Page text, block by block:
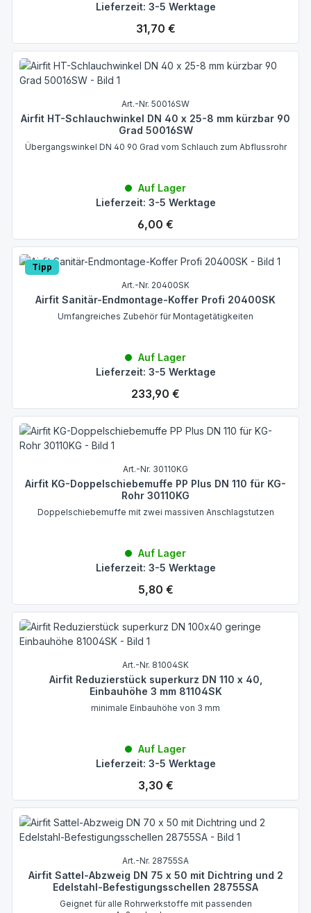
Lieferzeit: 3-5 Werktage
Regulärer Preis:
31,70 €
Art.-Nr. 50016SW
Airfit HT-Schlauchwinkel DN 40 x 25-8 mm kürzbar 90
Grad 50016SW
Übergangswinkel DN 40 90 Grad vom Schlauch zum Abflussrohr
Auf Lager
Lieferzeit: 3-5 Werktage
Regulärer Preis:
6,00 €
Tipp
Art.-Nr. 20400SK
Airfit Sanitär-Endmontage-Koffer Profi 20400SK
Umfangreiches Zubehör für Montagetätigkeiten
Auf Lager
Lieferzeit: 3-5 Werktage
Regulärer Preis:
233,90 €
Art.-Nr. 30110KG
Airfit KG-Doppelschiebemuffe PP Plus DN 110 für KG-
Rohr 30110KG
Doppelschiebemuffe mit zwei massiven Anschlagstutzen
Auf Lager
Lieferzeit: 3-5 Werktage
Regulärer Preis:
5,80 €
Art.-Nr. 81004SK
Airfit Reduzierstück superkurz DN 110 x 40,
Einbauhöhe 3 mm 81104SK
minimale Einbauhöhe von 3 mm
Auf Lager
Lieferzeit: 3-5 Werktage
Regulärer Preis:
3,30 €
Art.-Nr. 28755SA
Airfit Sattel-Abzweig DN 75 x 50 mit Dichtring und 2
Edelstahl-Befestigungsschellen 28755SA
Geignet für alle Rohrwerkstoffe mit passenden